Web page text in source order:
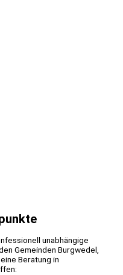
unabhängige
Gemeinden Burgwedel,
Beratung in